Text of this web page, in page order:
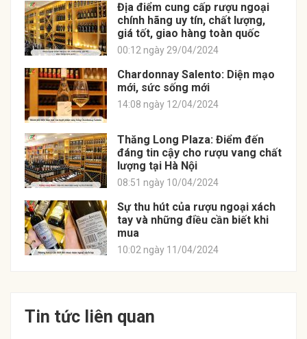
Địa điểm cung cấp rượu ngoại
chính hãng uy tín, chất lượng,
giá tốt, giao hàng toàn quốc
00:12 ngày 29/04/2024
Chardonnay Salento: Diện mạo
mới, sức sống mới
14:08 ngày 12/04/2024
Thăng Long Plaza: Điểm đến
đáng tin cậy cho rượu vang chất
lượng tại Hà Nội
08:51 ngày 10/04/2024
Sự thu hút của rượu ngoại xách
tay và những điều cần biết khi
mua
10:02 ngày 11/04/2024
Tin tức liên quan